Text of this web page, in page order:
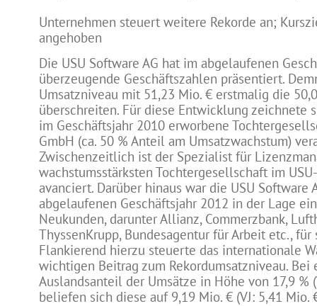
Unternehmen steuert weitere Rekorde an;
angehoben
Die USU Software AG hat im abgelaufenen
überzeugende Geschäftszahlen präsentiert.
Umsatzniveau mit 51,23 Mio. € erstmalig die
überschreiten. Für diese Entwicklung zeichnete
im Geschäftsjahr 2010 erworbene
GmbH (ca. 50 % Anteil am Umsatzwachstum)
Zwischenzeitlich ist der Spezialist für
wachstumsstärksten Tochtergesellschaft im
avanciert. Darüber hinaus war die USU Software
abgelaufenen Geschäftsjahr 2012 in der Lage
Neukunden, darunter Allianz, Commerzbank,
ThyssenKrupp, Bundesagentur für Arbeit etc.,
Flankierend hierzu steuerte das internationale
wichtigen Beitrag zum Rekordumsatzniveau. Bei
Auslandsanteil der Umsätze in Höhe von 17,9 %
beliefen sich diese auf 9,19 Mio. € (VJ: 5,41 Mio.